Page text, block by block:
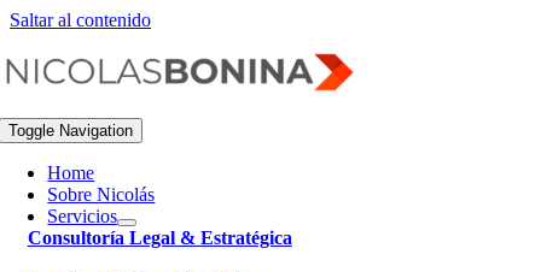
Saltar al contenido
Toggle Navigation
Home
Sobre Nicolás
Servicios
Consultoría Legal & Estratégica